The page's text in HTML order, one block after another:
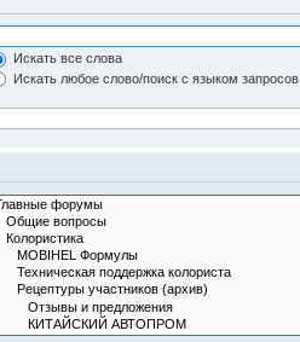
Искать все слова
Искать любое слово/поиск с языком запросов